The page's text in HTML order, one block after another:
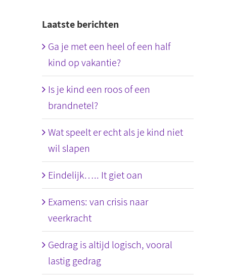
Laatste berichten
Ga je met een heel of een half
kind op vakantie?
Is je kind een roos of een
brandnetel?
Wat speelt er echt als je kind niet
wil slapen
Eindelijk….. It giet oan
Examens: van crisis naar
veerkracht
Gedrag is altijd logisch, vooral
lastig gedrag